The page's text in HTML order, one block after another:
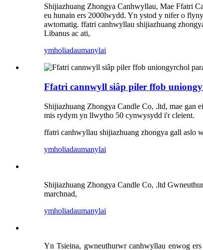
Shijiazhuang Zhongya Canhwyllau, Mae Ffatri
eu hunain ers 2000lwydd. Yn ystod y nifer o
awtomatig. ffatri canhwyllau shijiazhuang
Libanus ac ati,
ymholiadaumanylai
Ffatri cannwyll siâp piler ffob
Shijiazhuang Zhongya Candle Co, .ltd, mae
mis rydym yn llwytho 50 cynwysydd i'r cleient.
ffatri canhwyllau shijiazhuang zhongya gall
ymholiadaumanylai
Shijiazhuang Zhongya Candle Co, .ltd
marchnad,
ymholiadaumanylai
Yn Tsieina, gwneuthurwr canhwyllau enwog